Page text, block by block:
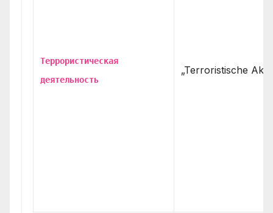
Террористическая
деятельность
„Terroristische